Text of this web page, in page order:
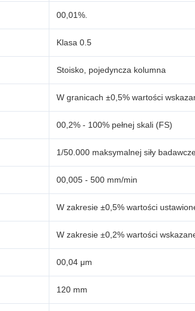
00,01%.
Klasa 0.5
Stoisko, pojedyncza kolumna
W granicach ±0,5% wartości
00,2% - 100% pełnej skali (FS)
1/50.000 maksymalnej siły
00,005 - 500 mm/min
W zakresie ±0,5% wartości
W zakresie ±0,2% wartości
00,04 μm
120 mm